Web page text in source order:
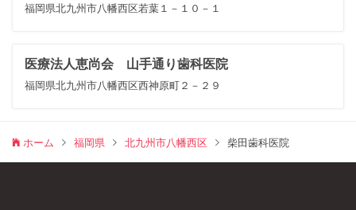
福岡県北九州市八幡西区若葉１－１０－１
医療法人恵尚会 山手通り歯科医院
福岡県北九州市八幡西区西神原町２－２９
ホーム 福岡県 北九州市八幡西区 柴田歯科医院